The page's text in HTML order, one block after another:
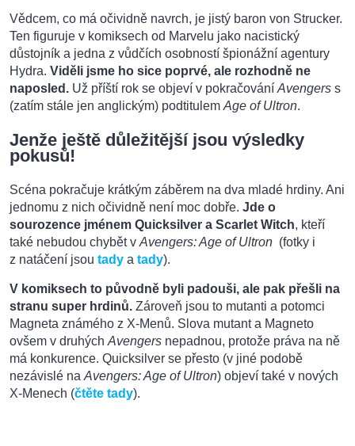
Vědcem, co má očividně navrch, je jistý baron von Strucker.
Ten figuruje v komiksech od Marvelu jako nacistický
důstojník a jedna z vůdčích osobností špionážní agentury
Hydra. Viděli jsme ho sice poprvé, ale rozhodně ne
naposled. Už příští rok se objeví v pokračování Avengers s
(zatím stále jen anglickým) podtitulem Age of Ultron.
Jenže ještě důležitější jsou výsledky
pokusů!
Scéna pokračuje krátkým záběrem na dva mladé hrdiny. Ani
jednomu z nich očividně není moc dobře. Jde o
sourozence jménem Quicksilver a Scarlet Witch, kteří
také nebudou chybět v Avengers: Age of Ultron (fotky i
z natáčení jsou tady a tady).
V komiksech to původně byli padouši, ale pak přešli na
stranu super hrdinů. Zároveň jsou to mutanti a potomci
Magneta známého z X-Menů. Slova mutant a Magneto
ovšem v druhých Avengers nepadnou, protože práva na ně
má konkurence. Quicksilver se přesto (v jiné podobě
nezávislé na Avengers: Age of Ultron) objeví také v nových
X-Menech (čtěte tady).